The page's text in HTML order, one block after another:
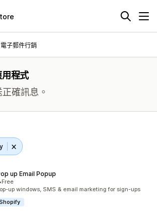
電子郵件行銷
程式
確訊息。
up Email Popup
價
•Free
up windows, SMS & email marketing for sign-ups